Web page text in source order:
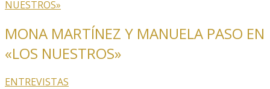
MONA MARTÍNEZ Y MANUELA PASO EN
«LOS NUESTROS»
ENTREVISTAS